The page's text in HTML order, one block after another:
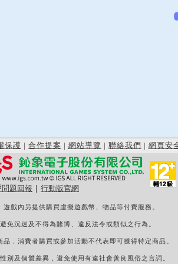
保護 | 合作提案 | 網站導覽 | 聯絡我們 | 網頁安
問題回報 行動版官網
戲內另提供購買虛擬遊戲幣、物品等付費服務。
免沉迷及不得為賭博、違反法令或類似之行為。
，消費者購買或參加活動不代表即可獲得特定商品。
別及個體差異，避免使用有違社會善良風俗之言詞。